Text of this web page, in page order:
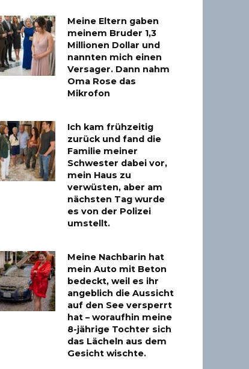
Meine Eltern gaben
meinem Bruder 1,3
Millionen Dollar und
nannten mich einen
Versager. Dann nahm
Oma Rose das
Mikrofon
Ich kam frühzeitig
zurück und fand die
Familie meiner
Schwester dabei vor,
mein Haus zu
verwüsten, aber am
nächsten Tag wurde
es von der Polizei
umstellt.
Meine Nachbarin hat
mein Auto mit Beton
bedeckt, weil es ihr
angeblich die Aussicht
auf den See versperrt
hat – woraufhin meine
8-jährige Tochter sich
das Lächeln aus dem
Gesicht wischte.